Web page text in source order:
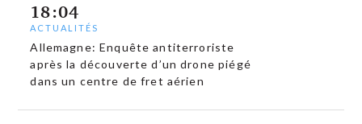
18:04
ACTUALITÉS
Allemagne: Enquête antiterroriste
après la découverte d’un drone piégé
dans un centre de fret aérien